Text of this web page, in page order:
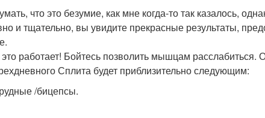
что это безумие, как мне когда-то так казалось,
и тщательно, вы увидите прекрасные результаты,
работает! Бойтесь позволить мышцам
Сплита будет приблизительно следующим:
/бицепсы.